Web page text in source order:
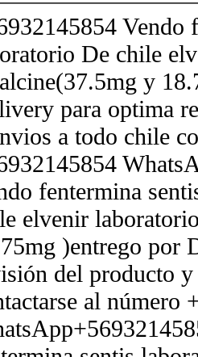
Vendo
De chile
y
para optima
a todo chile
fentermina
elvenir
)entrego por
del producto
al número